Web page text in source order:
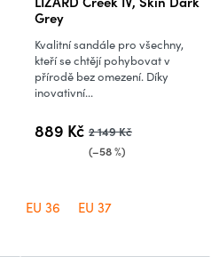
Grey
hodnocení
produktu
je
4,5
5
hvězdiček.
889 Kč 2 149 Kč
(–58 %)
Kvalitní sandále pro všechny,
kteří se chtějí pohybovat v
přírodě bez omezení. Díky
inovativní...
EU 36 EU 37